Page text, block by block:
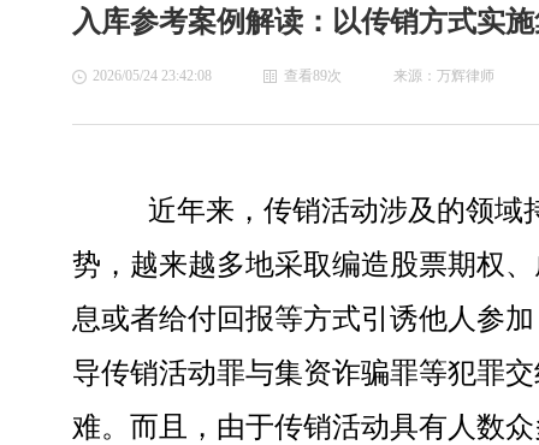
入库参考案例解读：以传销方式实
2026/05/24 23:42:08 查看89次 来源：万辉律师
近年来，传销活动涉及的领域持
势，越来越多地采取编造股票期权
息或者给付回报等方式引诱他人参
导传销活动罪与集资诈骗罪等犯罪
难。而且，由于传销活动具有人数